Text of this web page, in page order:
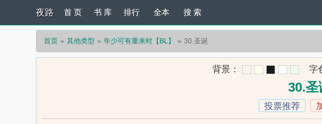
夜路 首 页 书 库 排行 全本 搜 索
首页 其他类型 年少可有重来时【BL】 30.圣诞
背景： 字
30.圣
投票推荐